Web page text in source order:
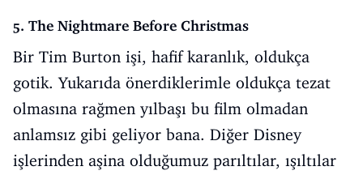
5. The Nightmare Before Christmas
Bir Tim Burton işi, hafif karanlık, oldukça
gotik. Yukarıda önerdiklerimle oldukça tezat
olmasına rağmen yılbaşı bu film olmadan
anlamsız gibi geliyor bana. Diğer Disney
işlerinden aşina olduğumuz parıltılar, ışıltılar